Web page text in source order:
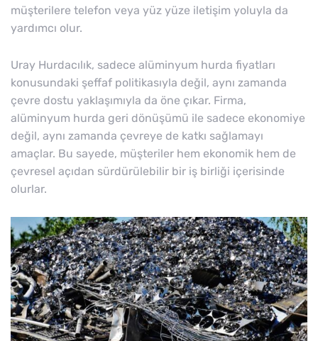
müşterilere telefon veya yüz yüze iletişim yoluyla da
yardımcı olur.
Uray Hurdacılık, sadece alüminyum hurda fiyatları
konusundaki şeffaf politikasıyla değil, aynı zamanda
çevre dostu yaklaşımıyla da öne çıkar. Firma,
alüminyum hurda geri dönüşümü ile sadece ekonomiye
değil, aynı zamanda çevreye de katkı sağlamayı
amaçlar. Bu sayede, müşteriler hem ekonomik hem de
çevresel açıdan sürdürülebilir bir iş birliği içerisinde
olurlar.